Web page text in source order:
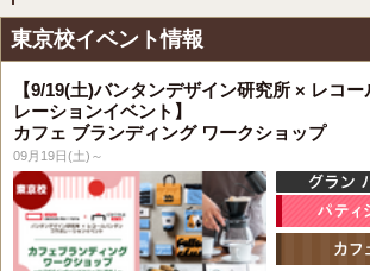
東京校イベント情報
【9/19(土)バンタンデザイン研究所 × レコ
レーションイベント】
カフェ ブランディング ワークショップ
09月19日(土)～